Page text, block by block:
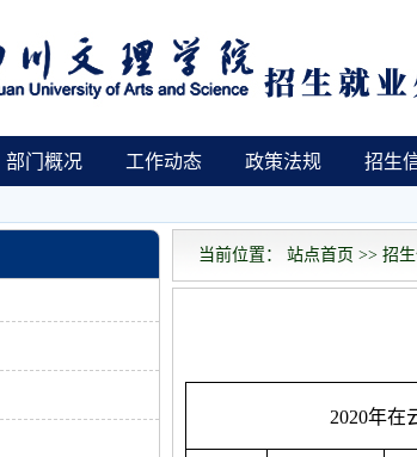
部门概况 工作动态 政策法规 招生
当前位置： 站点首页 >> 招
2020年在